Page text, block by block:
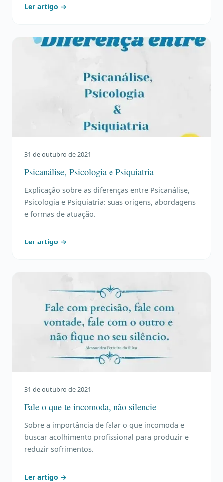
Ler artigo →
31 de outubro de 2021
Psicanálise, Psicologia e Psiquiatria
Explicação sobre as diferenças entre Psicanálise,
Psicologia e Psiquiatria: suas origens, abordagens
e formas de atuação.
Ler artigo →
31 de outubro de 2021
Fale o que te incomoda, não silencie
Sobre a importância de falar o que incomoda e
buscar acolhimento profissional para produzir e
reduzir sofrimentos.
Ler artigo →